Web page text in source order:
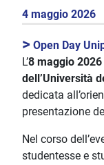
4 maggio 2026
> Open Day
L’8 maggio 2026
dell’Università
dedicata
presentazione
Nel corso
studentesse e